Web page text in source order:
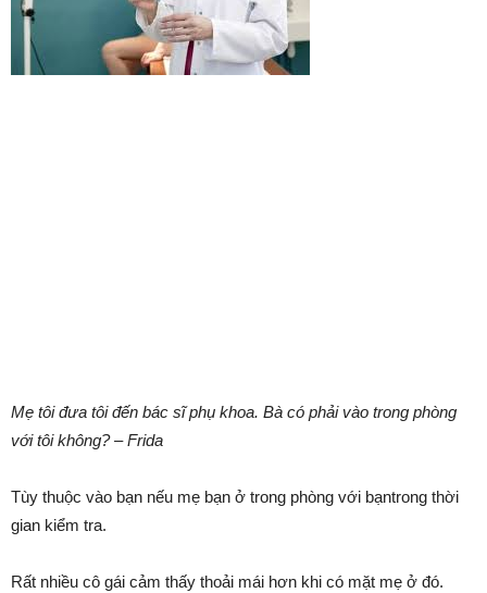
Mẹ tôi đưa tôi đến bác sĩ phụ khoa. Bà có phải vào trong phòng
với tôi không? – Frida
Tùy thuộc vào bạn nếu mẹ bạn ở trong phòng với bạntrong thời
gian kiểm tra.
Rất nhiều cô gái cảm thấy thoải mái hơn khi có mặt mẹ ở đó.